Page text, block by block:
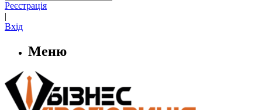
Реєстрація
|
Вхід
Меню